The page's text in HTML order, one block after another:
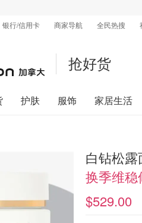
银行/信用卡 商家导航 全民热搜
抢好货
护肤 服饰 家居生活
白钻松
换季维稳
$529.00